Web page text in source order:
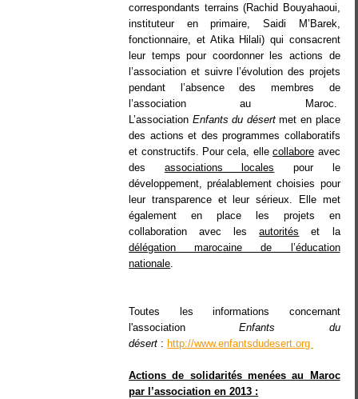
correspondants terrains (Rachid Bouyahaoui,
instituteur en primaire, Saidi M’Barek,
fonctionnaire, et Atika Hilali) qui consacrent
leur temps pour coordonner les actions de
l’association et suivre l’évolution des projets
pendant l’absence des membres de
l’association au Maroc.
L’association Enfants du désertmet en place
des actions et des programmes collaboratifs
et constructifs. Pour cela, ellecollabore avec
des associations locales pour le
développement, préalablement choisies pour
leur transparence et leur sérieux. Elle met
également en place les projets en
collaboration avec lesautorités et la
délégation marocaine de l’éducation
nationale
Toutes les informations concernant
l'associationEnfants du
désert :http://www.enfantsdudesert.org
Actions de solidarités menées au Maroc
par l’association en 2013 :